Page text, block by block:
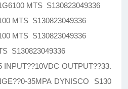
MTS S130823049336
MTS S130823049336
MTS S130823049336
S130823049336
INPUT??10VDC OUTPUT??33.
35MPA DYNISCO S130